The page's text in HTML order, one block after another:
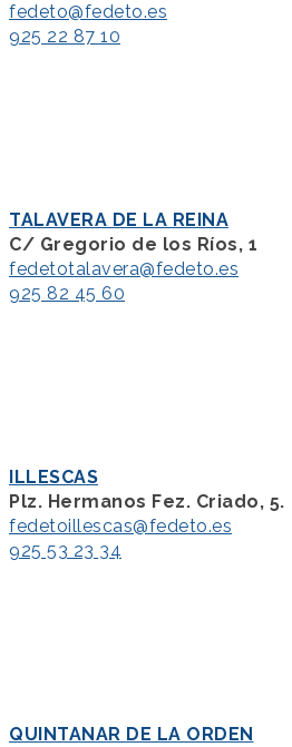
fedeto@fedeto.es
925 22 87 10
TALAVERA DE LA REINA
C/ Gregorio de los Ríos, 1
fedetotalavera@fedeto.es
925 82 45 60
ILLESCAS
Plz. Hermanos Fez. Criado, 5.
fedetoillescas@fedeto.es
925 53 23 34
QUINTANAR DE LA ORDEN